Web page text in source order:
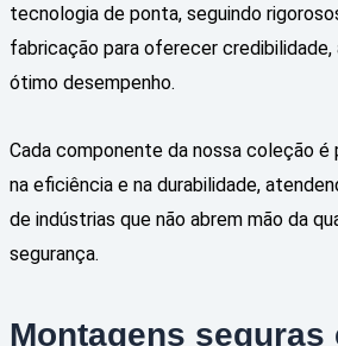
tecnologia de ponta, seguindo
fabricação para oferecer
ótimo desempenho.
Cada componente da nossa coleção
na eficiência e na durabilidade,
de indústrias que não abrem mão da
segurança.
Montagens seguras